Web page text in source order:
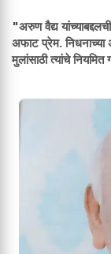
"अरुण वैद्य
अफाट प्रेम. निधनाच्या
मुलांसाठी त्यांचे